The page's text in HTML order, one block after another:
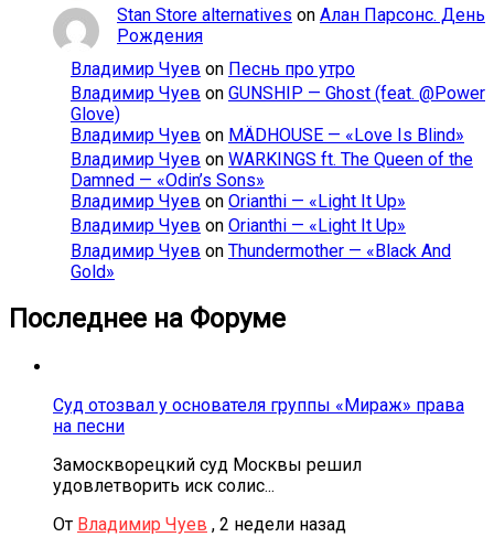
Stan Store alternatives on Алан Парсонс. День
Рождения
Владимир Чуев on Песнь про утро
Владимир Чуев on GUNSHIP — Ghost (feat. @Power
Glove)
Владимир Чуев on MÄDHOUSE — «Love Is Blind»
Владимир Чуев on WARKINGS ft. The Queen of the
Damned — «Odin’s Sons»
Владимир Чуев on Orianthi — «Light It Up»
Владимир Чуев on Orianthi — «Light It Up»
Владимир Чуев on Thundermother — «Black And
Gold»
Последнее на Форуме
Суд отозвал у основателя группы «Мираж» права
на песни
Замоскворецкий суд Москвы решил
удовлетворить иск солис...
От Владимир Чуев , 2 недели назад